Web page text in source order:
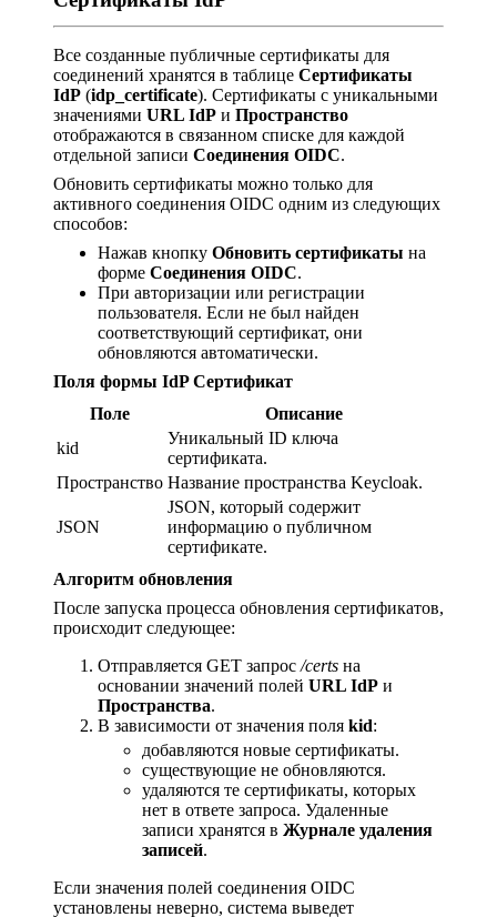
Все созданные публичные сертификаты для
соединений хранятся в таблице Сертификаты
IdP (idp_certificate). Сертификаты с уникальными
значениями URL IdP и Пространство
отображаются в связанном списке для каждой
отдельной записи Соединения OIDC.
Обновить сертификаты можно только для
активного соединения OIDC одним из следующих
способов:
Нажав кнопку Обновить сертификаты на
форме Соединения OIDC.
При авторизации или регистрации
пользователя. Если не был найден
соответствующий сертификат, они
обновляются автоматически.
Поля формы IdP Сертификат
Поле
Описание
kid
Уникальный ID ключа
сертификата.
Пространство Название пространства Keycloak.
JSON
JSON, который содержит
информацию о публичном
сертификате.
Алгоритм обновления
После запуска процесса обновления сертификатов,
происходит следующее:
Отправляется GET запрос /certs на
основании значений полей URL IdP и
Пространства.
В зависимости от значения поля kid:
добавляются новые сертификаты.
существующие не обновляются.
удаляются те сертификаты, которых
нет в ответе запроса. Удаленные
записи хранятся в Журнале удаления
записей.
Если значения полей соединения OIDC
установлены неверно, система выведет